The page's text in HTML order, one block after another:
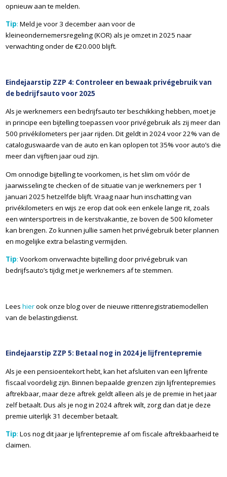
opnieuw aan te melden.
Tip: Meld je voor 3 december aan voor de
kleineondernemersregeling (KOR) als je omzet in 2025 naar
verwachting onder de €20.000 blijft.
Eindejaarstip ZZP 4: Controleer en bewaak privégebruik van
de bedrijfsauto voor 2025
Als je werknemers een bedrijfsauto ter beschikking hebben, moet je
in principe een bijtelling toepassen voor privégebruik als zij meer dan
500 privékilometers per jaar rijden. Dit geldt in 2024 voor 22% van de
cataloguswaarde van de auto en kan oplopen tot 35% voor auto’s die
meer dan vijftien jaar oud zijn.
Om onnodige bijtelling te voorkomen, is het slim om vóór de
jaarwisseling te checken of de situatie van je werknemers per 1
januari 2025 hetzelfde blijft. Vraag naar hun inschatting van
privékilometers en wijs ze erop dat ook een enkele lange rit, zoals
een wintersportreis in de kerstvakantie, ze boven de 500 kilometer
kan brengen. Zo kunnen jullie samen het privégebruik beter plannen
en mogelijke extra belasting vermijden.
Tip: Voorkom onverwachte bijtelling door privégebruik van
bedrijfsauto’s tijdig met je werknemers af te stemmen.
Leeshierook onze blog over de nieuwe rittenregistratiemodellen
van de belastingdienst.
Eindejaarstip ZZP 5: Betaal nog in 2024 je lijfrentepremie
Als je een pensioentekort hebt, kan het afsluiten van een lijfrente
fiscaal voordelig zijn. Binnen bepaalde grenzen zijn lijfrentepremies
aftrekbaar, maar deze aftrek geldt alleen als je de premie in het jaar
zelf betaalt. Dus als je nog in 2024 aftrek wilt, zorg dan dat je deze
premie uiterlijk 31 december betaalt.
Tip: Los nog dit jaar je lijfrentepremie af om fiscale aftrekbaarheid te
claimen.